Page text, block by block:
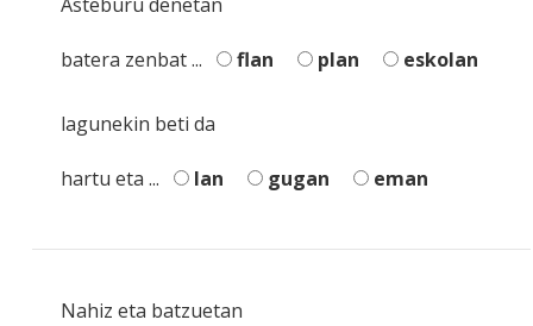
batera zenbat ... flan plan eskolan
lagunekin beti da
hartu eta ... lan gugan eman
Nahiz eta batzuetan